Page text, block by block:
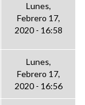
Lunes,
Febrero 17,
2020 - 16:58
Lunes,
Febrero 17,
2020 - 16:56